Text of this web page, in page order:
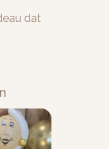
dat